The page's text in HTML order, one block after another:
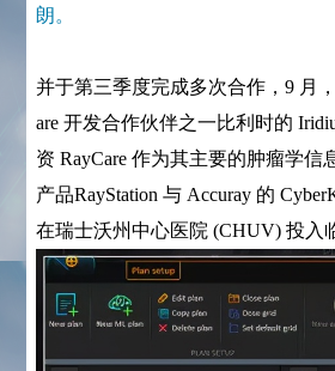
朗。
并于第三季度完成多次合作，9 月，
are 开发合作伙伴之一比利时的
资 RayCare 作为其主要的肿瘤学信
产品RayStation 与 Accuray 的
在瑞士沃州中心医院 (CHUV) 投入